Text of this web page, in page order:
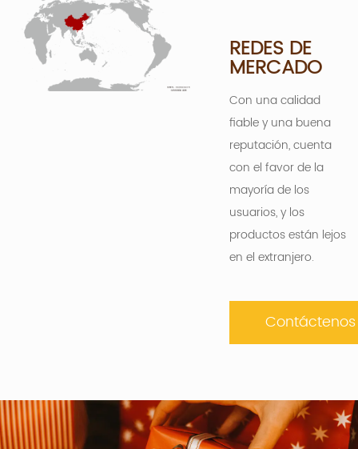
REDES DE
MERCADO
Con una calidad
fiable y una buena
reputación, cuenta
con el favor de la
mayoría de los
usuarios, y los
productos están lejos
en el extranjero.
Contáctenos